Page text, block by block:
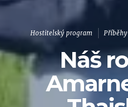
Hostitelský program
Náš